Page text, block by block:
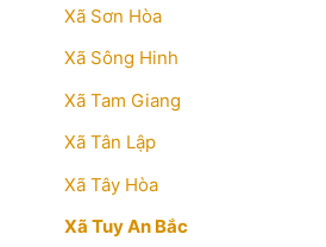
Xã Sơn Hòa
Xã Sông Hinh
Xã Tam Giang
Xã Tân Lập
Xã Tây Hòa
Xã Tuy An Bắc